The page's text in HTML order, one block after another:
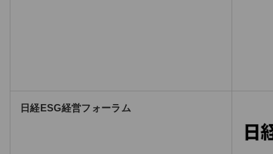
日経ESG経営フォーラム